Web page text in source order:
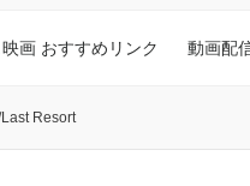
画 おすすめリンク 動画配
Resort